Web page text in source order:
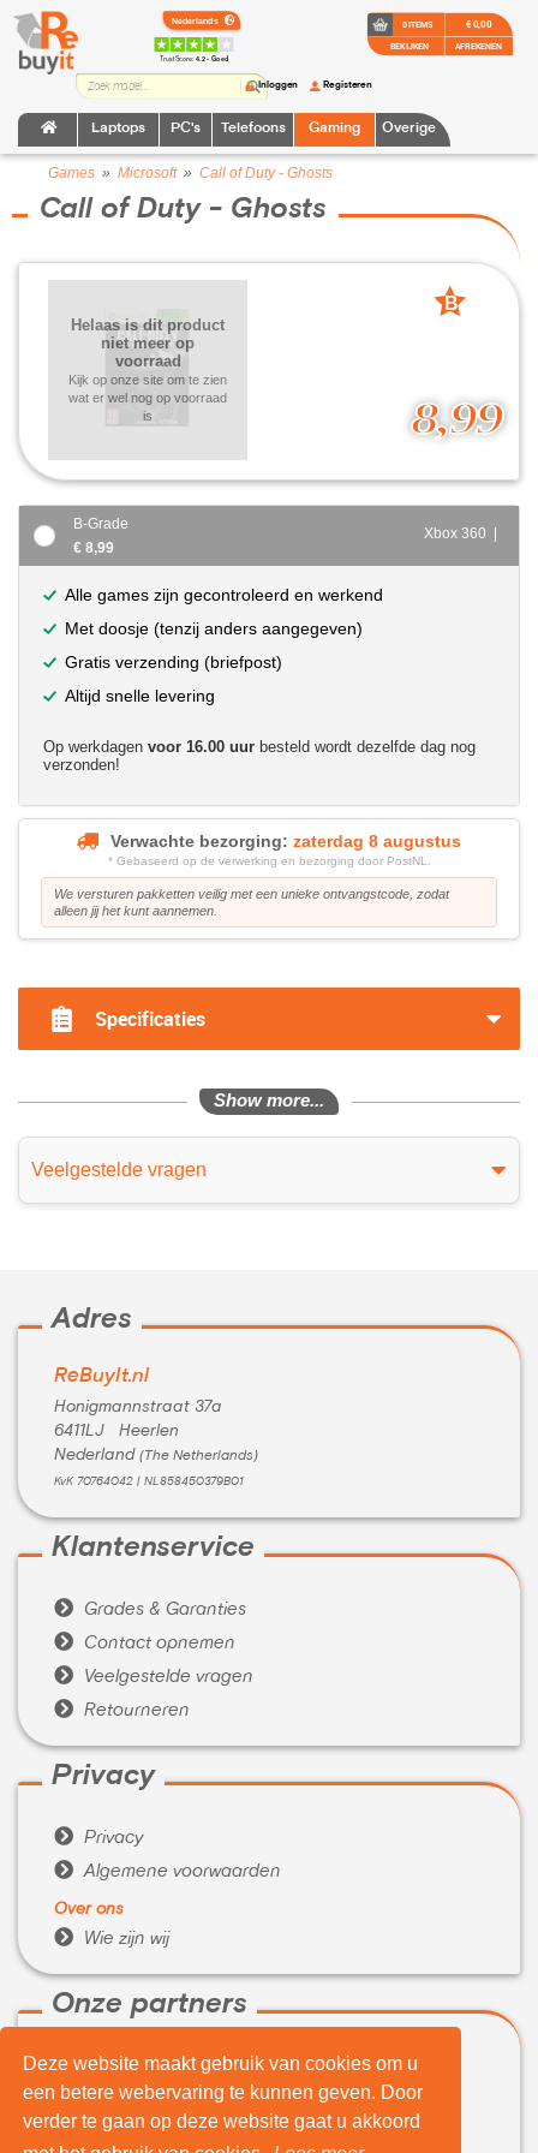
Deze website maakt gebruik van cookies om u
een betere webervaring te kunnen geven. Door
verder te gaan op deze website gaat u akkoord
TrustScore:4.2 • Goed
Laptops PC's Telefoons Gaming Overige
Inloggen Registeren
0 ITEMS
BEKIJKEN
€ 0,00
AFREKENEN
Games » Microsoft» Call of Duty - Ghosts
Call of Duty - Ghosts
8,99
Helaas is dit product
niet meer op
voorraad
Kijk op onze site om te zien
wat er wel nog op voorraad
is
B
B-Grade
€ 8,99
Xbox 360 |
Alle games zijn gecontroleerd en werkend
Met doosje (tenzij anders aangegeven)
Gratis verzending (briefpost)
Altijd snelle levering
Op werkdagen voor 16.00 uur besteld wordt dezelfde dag nog
verzonden!
Verwachte bezorging: zaterdag 8 augustus
* Gebaseerd op de verwerking en bezorging door PostNL.
We versturen pakketten veilig met een unieke ontvangstcode, zodat
alleen jij het kunt aannemen.
Specificaties
Show more...
Veelgestelde vragen
Adres
ReBuyIt.nl
Honigmannstraat 37a
6411LJ Heerlen
Nederland (The Netherlands)
KvK 70764042 | NL858450379B01
Klantenservice
 Grades & Garanties
 Contact opnemen
 Veelgestelde vragen
 Retourneren
Privacy
 Privacy
 Algemene voorwaarden
Over ons
 Wie zijn wij
Onze partners
 WeBuyIt.nl
 LaptopVerkopen.eu
Tijdelijk extra geld nodig?